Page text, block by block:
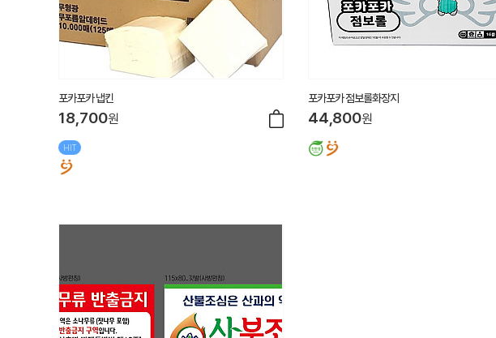
포카포카 냅킨
18,700원
HIT
포카포카 점보롤화장지
44,800원